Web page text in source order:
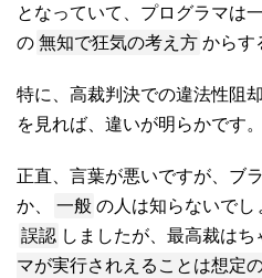
となっていて、プログラマは
の 無知で狂気の考え方 からす
特に、高裁判決での違法性阻
を見れば、違いが明らかです。
正直、言葉が悪いですが、ブ
か、
一般 の人は知らないでし
誤認 しましたが、最高裁はち
マが実行されえることは想定